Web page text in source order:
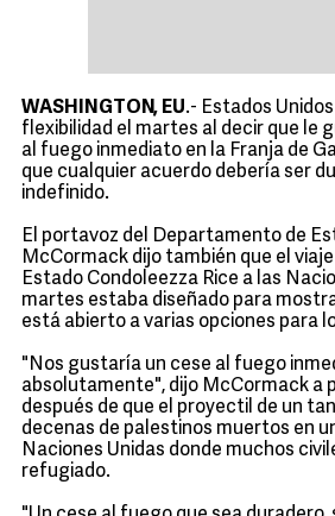
WASHINGTON, EU.- Estados
flexibilidad el martes al decir que le
al fuego inmediato en la Franja de
que cualquier acuerdo debería ser
indefinido.
El portavoz del Departamento de
McCormack dijo también que el
Estado Condoleezza Rice a las
martes estaba diseñado para
está abierto a varias opciones para
"Nos gustaría un cese al fuego
absolutamente", dijo McCormack a
después de que el proyectil de un
decenas de palestinos muertos en
Naciones Unidas donde muchos
refugiado.